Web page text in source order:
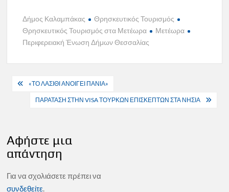
Δήμος Καλαμπάκας
Θρησκευτικός Τουρισμός
Θρησκευτικός Τουρισμός στα Μετέωρα
Μετέωρα
Περιφερειακή Ένωση Δήμων Θεσσαλίας
Πλοήγηση
άρθρων
«ΤΟ ΛΑΣΙΘΙ ΑΝΟΙΓΕΙ ΠΑΝΙΑ»
ΠΑΡΑΤΑΣΗ ΣΤΗΝ VISA ΤΟΥΡΚΩΝ ΕΠΙΣΚΕΠΤΩΝ ΣΤΑ ΝΗΣΙΑ
Αφήστε μια
απάντηση
Για να σχολιάσετε πρέπει να
συνδεθείτε